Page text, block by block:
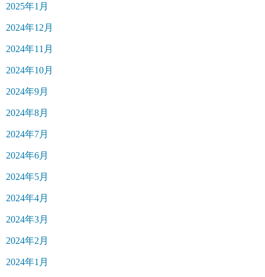
2025年1月
2024年12月
2024年11月
2024年10月
2024年9月
2024年8月
2024年7月
2024年6月
2024年5月
2024年4月
2024年3月
2024年2月
2024年1月